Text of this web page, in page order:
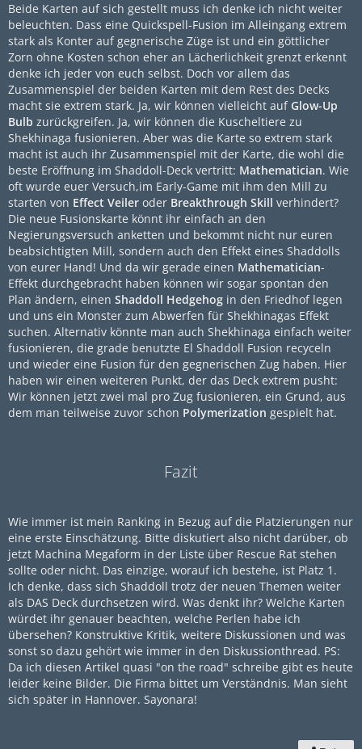
Beide Karten auf sich gestellt muss ich denke ich nicht weiter
beleuchten. Dass eine Quickspell-Fusion im Alleingang extrem
stark als Konter auf gegnerische Züge ist und ein göttlicher
Zorn ohne Kosten schon eher an Lächerlichkeit grenzt erkennt
denke ich jeder von euch selbst. Doch vor allem das
Zusammenspiel der beiden Karten mit dem Rest des Decks
macht sie extrem stark. Ja, wir können vielleicht auf Glow-Up
Bulb zurückgreifen. Ja, wir können die Kuscheltiere zu
Shekhinaga fusionieren. Aber was die Karte so extrem stark
macht ist auch ihr Zusammenspiel mit der Karte, die wohl die
beste Eröffnung im Shaddoll-Deck vertritt: Mathematician. Wie
oft wurde euer Versuch,im Early-Game mit ihm den Mill zu
starten von Effect Veiler oder Breakthrough Skill verhindert?
Die neue Fusionskarte könnt ihr einfach an den
Negierungsversuch anketten und bekommt nicht nur euren
beabsichtigten Mill, sondern auch den Effekt eines Shaddolls
von eurer Hand! Und da wir gerade einen Mathematician-
Effekt durchgebracht haben können wir sogar spontan den
Plan ändern, einen Shaddoll Hedgehog in den Friedhof legen
und uns ein Monster zum Abwerfen für Shekhinagas Effekt
suchen. Alternativ könnte man auch Shekhinaga einfach weiter
fusionieren, die grade benutzte El Shaddoll Fusion recyceln
und wieder eine Fusion für den gegnerischen Zug haben. Hier
haben wir einen weiteren Punkt, der das Deck extrem pusht:
Wir können jetzt zwei mal pro Zug fusionieren, ein Grund, aus
dem man teilweise zuvor schon Polymerization gespielt hat.
Fazit
Wie immer ist mein Ranking in Bezug auf die Platzierungen nur
eine erste Einschätzung. Bitte diskutiert also nicht darüber, ob
jetzt Machina Megaform in der Liste über Rescue Rat stehen
sollte oder nicht. Das einzige, worauf ich bestehe, ist Platz 1.
Ich denke, dass sich Shaddoll trotz der neuen Themen weiter
als DAS Deck durchsetzen wird. Was denkt ihr? Welche Karten
würdet ihr genauer beachten, welche Perlen habe ich
übersehen? Konstruktive Kritik, weitere Diskussionen und was
sonst so dazu gehört wie immer in den Diskussionthread. PS:
Da ich diesen Artikel quasi "on the road" schreibe gibt es heute
leider keine Bilder. Die Firma bittet um Verständnis. Man sieht
sich später in Hannover. Sayonara!